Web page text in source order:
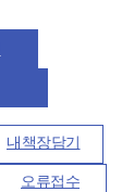
내책장담기
오류접수